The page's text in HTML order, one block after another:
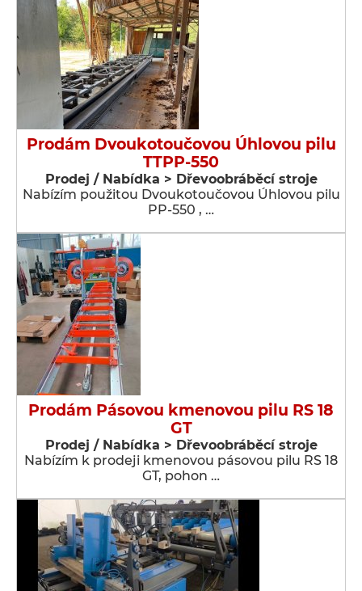
Prodám Dvoukotoučovou Úhlovou pilu
TTPP-550
Prodej / Nabídka > Dřevoobráběcí stroje
Nabízím použitou Dvoukotoučovou Úhlovou pilu
PP-550 , …
Prodám Pásovou kmenovou pilu RS 18
GT
Prodej / Nabídka > Dřevoobráběcí stroje
Nabízím k prodeji kmenovou pásovou pilu RS 18
GT, pohon …